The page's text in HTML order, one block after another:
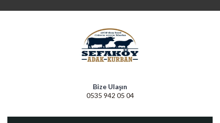
Bize Ulaşın
0535 942 05 04